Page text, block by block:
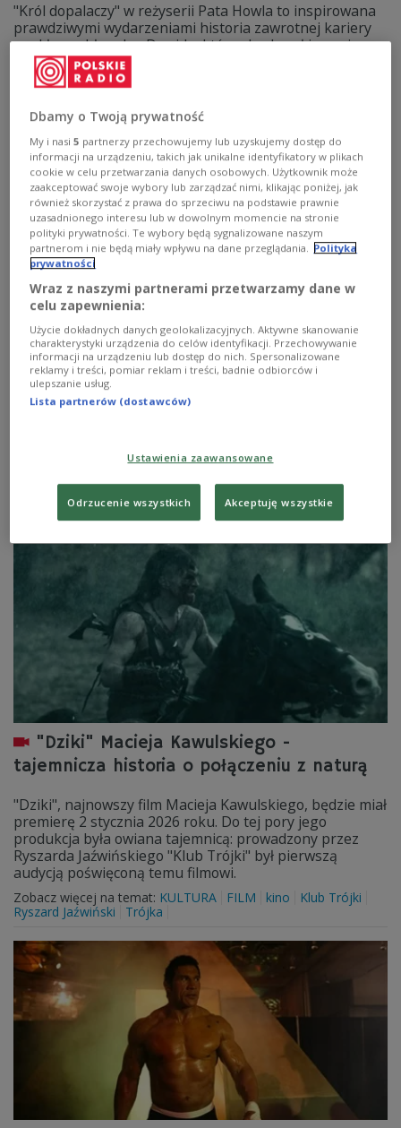
"Król dopalaczy" w reżyserii Pata Howla to inspirowana
prawdziwymi wydarzeniami historia zawrotnej kariery
zwykłego chłopaka, Dawida, który zbudował imperium
legalnych narkotyków i z dnia na dzień został
milionerem. Film od piątku w kinach.
Jakie polskie premiery filmowe czekają
nas w nowym 2026 roku?
Nowy rok, nowe oczekiwania i zapowiedzi - także w
rodzimej kinematografii. W audycji "Trójkowo, Filmowo"
Zobacz więcej na temat:KULTURA FILM kino film polski
Marta Nieradkiewicz
Marieta Żukowska Ryszard Jaźwiński
Łukasz Karwowski Trójka
"Dziki" Macieja Kawulskiego -
tajemnicza historia o połączeniu z naturą
"Dziki", najnowszy film Macieja Kawulskiego, będzie miał
premierę 2 stycznia 2026 roku. Do tej pory jego
produkcja była owiana tajemnicą: prowadzony przez
Ryszarda Jaźwińskiego "Klub Trójki" był pierwszą
audycją poświęconą temu filmowi.
Zobacz więcej na temat: KULTURA FILM kino
Klub Trójki
Ryszard Jaźwiński
Trójka
Dbamy o Twoją prywatność
My i nasi5 partnerzy przechowujemy lub uzyskujemy dostęp do
informacji na urządzeniu, takich jak unikalne identyfikatory w plikach
cookie w celu przetwarzania danych osobowych. Użytkownik może
zaakceptować swoje wybory lub zarządzać nimi, klikając poniżej, jak
również skorzystać z prawa do sprzeciwu na podstawie prawnie
uzasadnionego interesu lub w dowolnym momencie na stronie
polityki prywatności. Te wybory będą sygnalizowane naszym
partnerom i nie będą miały wpływu na dane przeglądania.
Polityka
prywatności
Wraz z naszymi partnerami przetwarzamy dane w
celu zapewnienia:
Użycie dokładnych danych geolokalizacyjnych. Aktywne skanowanie
charakterystyki urządzenia do celów identyfikacji. Przechowywanie
informacji na urządzeniu lub dostęp do nich. Spersonalizowane
reklamy i treści, pomiar reklam i treści, badnie odbiorców i
ulepszanie usług.
Lista partnerów (dostawców)
Ustawienia zaawansowane
Odrzucenie wszystkich Akceptuję wszystkie